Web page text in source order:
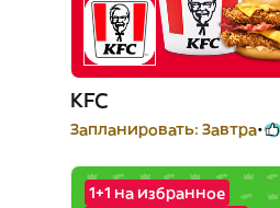
KFC
Запланировать: Завтра
1+1 на избранное